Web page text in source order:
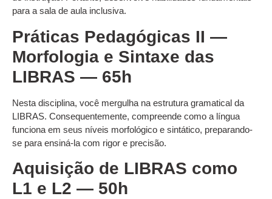
para a sala de aula inclusiva.
Práticas Pedagógicas II —
Morfologia e Sintaxe das
LIBRAS — 65h
Nesta disciplina, você mergulha na estrutura gramatical da
LIBRAS. Consequentemente, compreende como a língua
funciona em seus níveis morfológico e sintático, preparando-
se para ensiná-la com rigor e precisão.
Aquisição de LIBRAS como
L1 e L2 — 50h